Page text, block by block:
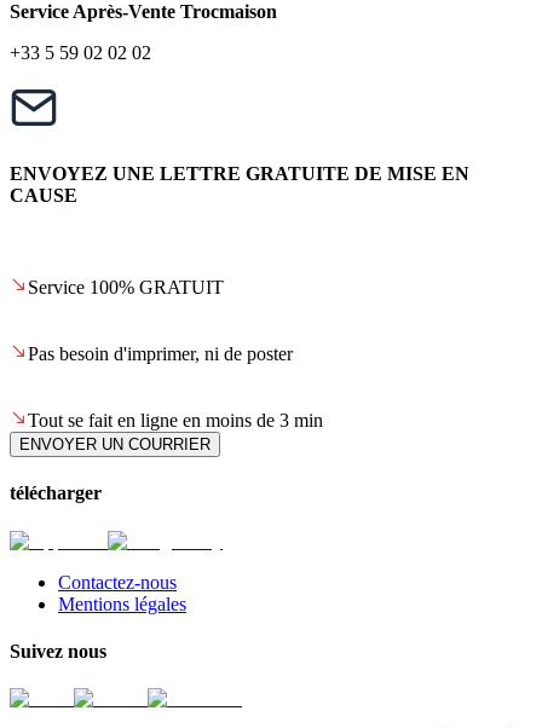
Service Après-Vente Trocmaison
+33 5 59 02 02 02
ENVOYEZ UNE LETTRE GRATUITE DE MISE EN
CAUSE
Service 100% GRATUIT
Pas besoin d'imprimer, ni de poster
Tout se fait en ligne en moins de 3 min
ENVOYER UN COURRIER
télécharger
Contactez-nous
Mentions légales
Suivez nous